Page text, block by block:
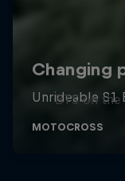
BTS on